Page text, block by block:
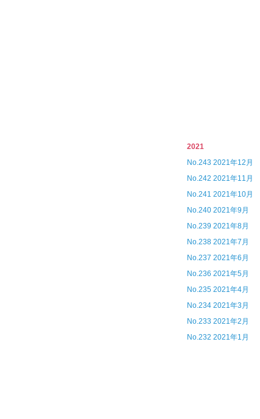
2021
No.243 2021年12月
No.242 2021年11月
No.241 2021年10月
No.240 2021年9月
No.239 2021年8月
No.238 2021年7月
No.237 2021年6月
No.236 2021年5月
No.235 2021年4月
No.234 2021年3月
No.233 2021年2月
No.232 2021年1月